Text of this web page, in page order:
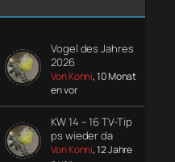
Vogel des Jahres
2026
Von Konni, 10 Monat
en vor
KW 14 – 16 TV-Tip
ps wieder da
Von Konni, 12 Jahre